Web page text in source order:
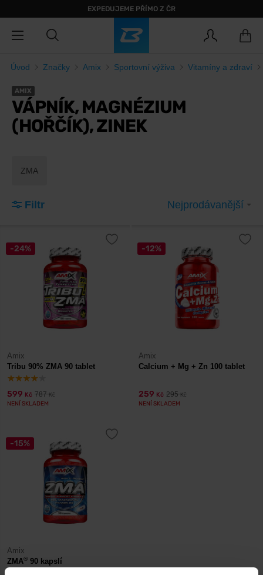
EXPEDUJEME PŘÍMO Z ČR
Úvod Značky Amix Sportovní výživa Vitamíny a zdraví
AMIX
VÁPNÍK, MAGNÉZIUM
(HOŘČÍK), ZINEK
ZMA
Filtr Nejprodávanější
-24%
Amix
Tribu 90% ZMA 90 tablet
599 Kč 787Kč
NENÍ SKLADEM
-12%
Amix
Calcium + Mg + Zn 100 tablet
259 Kč 295Kč
NENÍ SKLADEM
-15%
Amix
ZMA® 90 kapslí